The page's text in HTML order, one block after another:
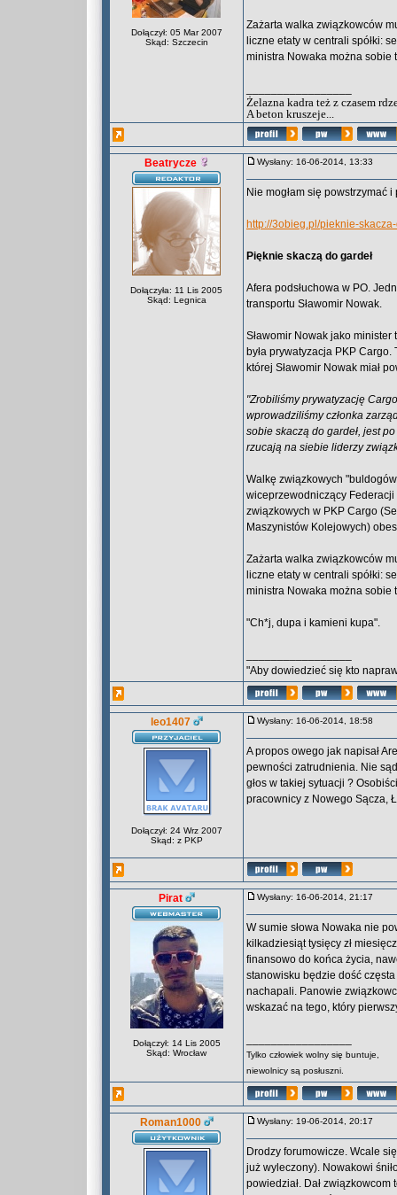
Dołączył: 05 Mar 2007
Skąd: Szczecin
Zażarta walka związkowców
liczne etaty w centrali spółki:
ministra Nowaka można sobie
Żelazna kadra też z czasem
A beton kruszeje...
Beatrycze
Dołączyła: 11 Lis 2005
Skąd: Legnica
Wysłany: 16-06-2014, 13:33
Nie mogłam się powstrzymać i
http://3obieg.pl/pieknie-
Pięknie skaczą do gardeł
Afera podsłuchowa w PO.
transportu Sławomir Nowak.
Sławomir Nowak jako
była prywatyzacja PKP
której Sławomir Nowak miał
"Zrobiliśmy prywatyzację
wprowadziliśmy członka
sobie skaczą do gardeł, jest
rzucają na siebie liderzy
Walkę związkowych
wiceprzewodniczący
związkowych w PKP Cargo
Maszynistów Kolejowych)
Zażarta walka związkowców
liczne etaty w centrali spółki:
ministra Nowaka można sobie
"Ch*j, dupa i kamieni kupa".
"Aby dowiedzieć się kto
leo1407
Dołączył: 24 Wrz 2007
Skąd: z PKP
Wysłany: 16-06-2014, 18:58
A propos owego jak napisał
pewności zatrudnienia. Nie
głos w takiej sytuacji ?
pracownicy z Nowego Sącza,
Pirat
Dołączył: 14 Lis 2005
Skąd: Wrocław
Wysłany: 16-06-2014, 21:17
W sumie słowa Nowaka nie
kilkadziesiąt tysięcy zł
finansowo do końca życia,
stanowisku będzie dość
nachapali. Panowie
wskazać na tego, który
Tylko człowiek wolny się buntuje,
niewolnicy są posłuszni.
Roman1000 Wysłany: 19-06-2014, 20:17
Drodzy forumowicze. Wcale
już wyleczony). Nowakowi
powiedział. Dał